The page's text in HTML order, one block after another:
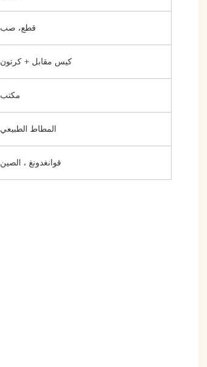
قطع، صب
كيس مقابل + كرتون
مكتب
المطاط الطبيعي
قوانغدونغ ، الصين